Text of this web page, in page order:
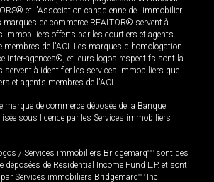
et l'Association canadienne de l’immobilier
de commerce REALTOR® servent à
immobiliers offerts par les courtiers et agents
membres de l'ACI. Les marques d'homologation
inter-agences®, et leurs logos respectifs sont la
servent à identifier les services immobiliers que
et agents membres de l'ACI.
marque de commerce déposée de la Banque
sous licence par les Services immobiliers
/ Services immobiliers BridgemarqMD sont des
déposées de Residential Income Fund L.P. et sont
Services immobiliers BridgemarqMD Inc.